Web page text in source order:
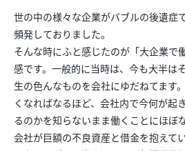
世の中の様々な企業がバブルの後遺症
頻発しておりました。
そんな時にふと感じたのが「大企業で
感です。一般的に当時は、今も大半は
生の色んなものを会社にゆだねてます
くなればなるほど、会社内で今何が起
るのかを知らないまま働くことにほぼ
会社が巨額の不良資産と借金を抱えて